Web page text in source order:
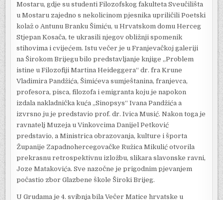
Mostaru, gdje su studenti Filozofskog fakulteta Sveučilišta
u Mostaru zajedno s nekolicinom pjesnika upriličili Poetski
kolaž o Antunu Branku Šimiću, u Hrvatskom domu Herceg
Stjepan Kosača, te ukrasili njegov obližnji spomenik
stihovima i cvijećem. Istu večer je u Franjevačkoj galeriji
na Širokom Brijegu bilo predstavljanje knjige „Problem
istine u Filozofiji Martina Heideggera“ dr. fra Krune
Vladimira Pandžića, Šimićeva sumještanina, franjevca,
profesora, pisca, filozofa i emigranta koju je napokon
izdala nakladnička kuća „Sinopsys“ Ivana Pandžića a
izvrsno ju je predstavio prof. dr. Ivica Musić. Nakon toga je
ravnatelj Muzeja u Vinkovcima Danijel Petković
predstavio, a Ministrica obrazovanja, kulture i športa
Županije Zapadnohercegovačke Ružica Mikulić otvorila
prekrasnu retrospektivnu izložbu, slikara slavonske ravni,
Joze Matakovića. Sve nazočne je prigodnim pjevanjem
počastio zbor Glazbene škole Široki Brijeg.
U Grudama je 4. svibnja bila Večer Matice hrvatske u